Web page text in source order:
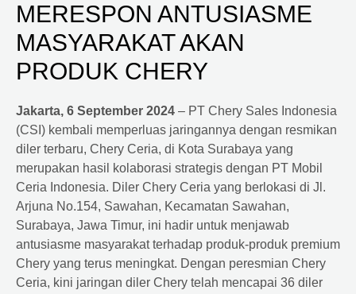
MERESPON ANTUSIASME
MASYARAKAT AKAN
PRODUK CHERY
Jakarta, 6 September 2024 – PT Chery Sales Indonesia
(CSI) kembali memperluas jaringannya dengan resmikan
diler terbaru, Chery Ceria, di Kota Surabaya yang
merupakan hasil kolaborasi strategis dengan PT Mobil
Ceria Indonesia. Diler Chery Ceria yang berlokasi di Jl.
Arjuna No.154, Sawahan, Kecamatan Sawahan,
Surabaya, Jawa Timur, ini hadir untuk menjawab
antusiasme masyarakat terhadap produk-produk premium
Chery yang terus meningkat. Dengan peresmian Chery
Ceria, kini jaringan diler Chery telah mencapai 36 diler